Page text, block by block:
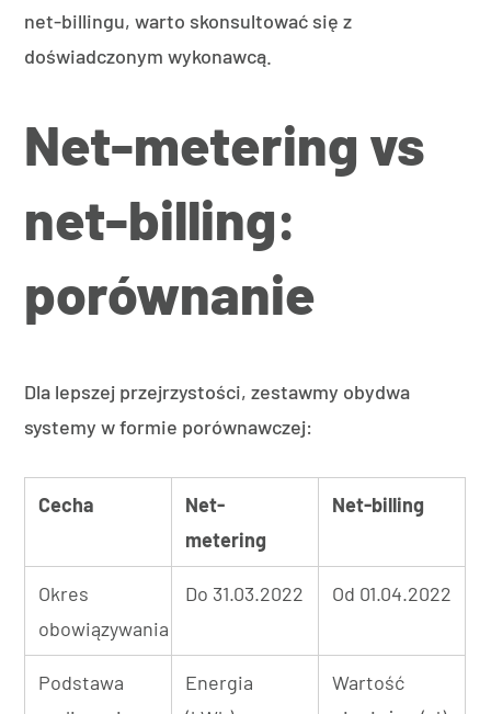
net-billingu, warto skonsultować się z
doświadczonym wykonawcą.
Net-metering vs
net-billing:
porównanie
Dla lepszej przejrzystości, zestawmy obydwa
systemy w formie porównawczej:
Cecha
Net-
metering
Net-billing
Okres
obowiązywania
Do 31.03.2022 Od 01.04.2022
Podstawa
Energia
Wartość